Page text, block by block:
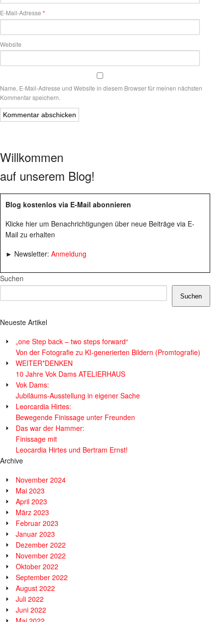
E-Mail-Adresse *
Website
Name, E-Mail-Adresse und Website in diesem Browser für meinen nächsten
Kommentar speichern.
Willkommen
auf unserem Blog!
Blog kostenlos via E-Mail abonnieren
Klicke hier um Benachrichtigungen über neue Beiträge via E-
Mail zu erhalten
► Newsletter: Anmeldung
Suchen
Suchen
Neueste Artikel
„one Step back – two steps forward“
Von der Fotografie zu KI-generierten Bildern (Promtografie)
WEITER*DENKEN
10 Jahre Vok Dams ATELIERHAUS
Vok Dams:
Jubiläums-Ausstellung in eigener Sache
Leorcardia Hirtes:
Bewegende Finissage unter Freunden
Das war der Hammer:
Finissage mit
Leocardia Hirtes und Bertram Ernst!
Archive
November 2024
Mai 2023
April 2023
März 2023
Februar 2023
Januar 2023
Dezember 2022
November 2022
Oktober 2022
September 2022
August 2022
Juli 2022
Juni 2022